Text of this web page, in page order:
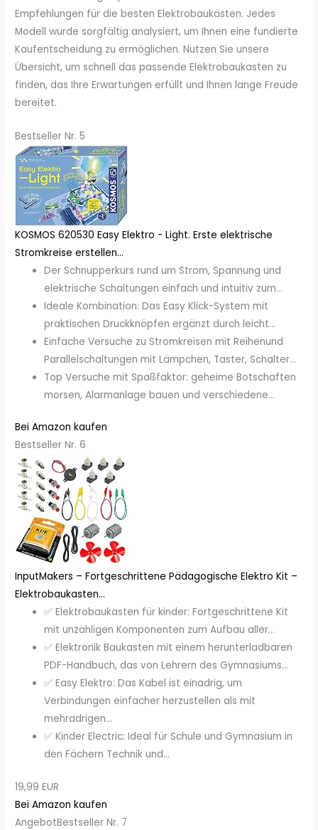
Empfehlungen für die besten Elektrobaukästen. Jedes
Modell wurde sorgfältig analysiert, um Ihnen eine fundierte
Kaufentscheidung zu ermöglichen. Nutzen Sie unsere
Übersicht, um schnell das passende Elektrobaukasten zu
finden, das Ihre Erwartungen erfüllt und Ihnen lange Freude
bereitet.
Bestseller Nr. 5
KOSMOS 620530 Easy Elektro - Light. Erste elektrische
Stromkreise erstellen...
Der Schnupperkurs rund um Strom, Spannung und
elektrische Schaltungen einfach und intuitiv zum...
Ideale Kombination: Das Easy Klick-System mit
praktischen Druckknöpfen ergänzt durch leicht...
Einfache Versuche zu Stromkreisen mit Reihenund
Parallelschaltungen mit Lämpchen, Taster, Schalter...
Top Versuche mit Spaßfaktor: geheime Botschaften
morsen, Alarmanlage bauen und verschiedene...
Bei Amazon kaufen
Bestseller Nr. 6
InputMakers – Fortgeschrittene Pädagogische Elektro Kit –
Elektrobaukasten...
✅ Elektrobaukasten für kinder: Fortgeschrittene Kit
mit unzähligen Komponenten zum Aufbau aller...
✅ Elektronik Baukasten mit einem herunterladbaren
PDF-Handbuch, das von Lehrern des Gymnasiums...
✅ Easy Elektro: Das Kabel ist einadrig, um
Verbindungen einfacher herzustellen als mit
mehradrigen...
✅ Kinder Electric: Ideal für Schule und Gymnasium in
den Fächern Technik und...
19,99 EUR
Bei Amazon kaufen
AngebotBestseller Nr. 7